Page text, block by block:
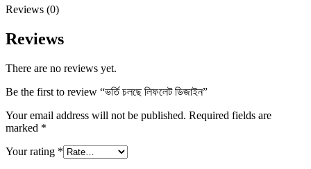
Reviews (0)
Reviews
There are no reviews yet.
Be the first to review “ভর্তি চলছে লিফলেট ডিজাইন”
Your email address will not be published. Required fields are
marked *
Your rating *